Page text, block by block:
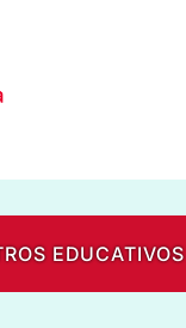
EDUCATIVOS